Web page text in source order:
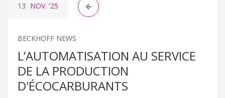
13 NOV. '25
BECKHOFF NEWS
L’AUTOMATISATION AU SERVICE
DE LA PRODUCTION
D'ÉCOCARBURANTS